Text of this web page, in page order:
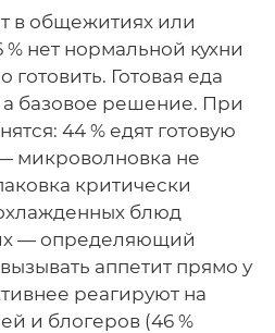
в общежитиях или
нет нормальной кухни
Готовая еда
базовое решение. При
44 % едят готовую
микроволновка не
критически
блюд
— определяющий
аппетит прямо у
реагируют на
и блогеров (46 %